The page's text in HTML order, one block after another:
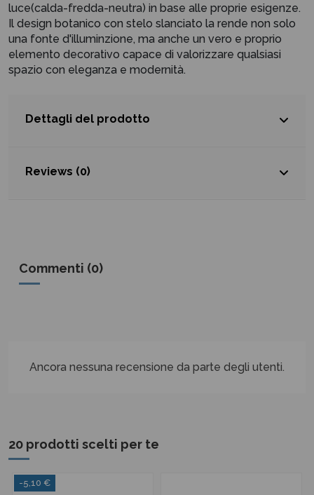
luce(calda-fredda-neutra) in base alle proprie esigenze.
Il design botanico con stelo slanciato la rende non solo
una fonte d'illuminzione, ma anche un vero e proprio
elemento decorativo capace di valorizzare qualsiasi
spazio con eleganza e modernità.
Dettagli del prodotto
Reviews (0)
Commenti (0)
Ancora nessuna recensione da parte degli utenti.
20 prodotti scelti per te
-5,10 €